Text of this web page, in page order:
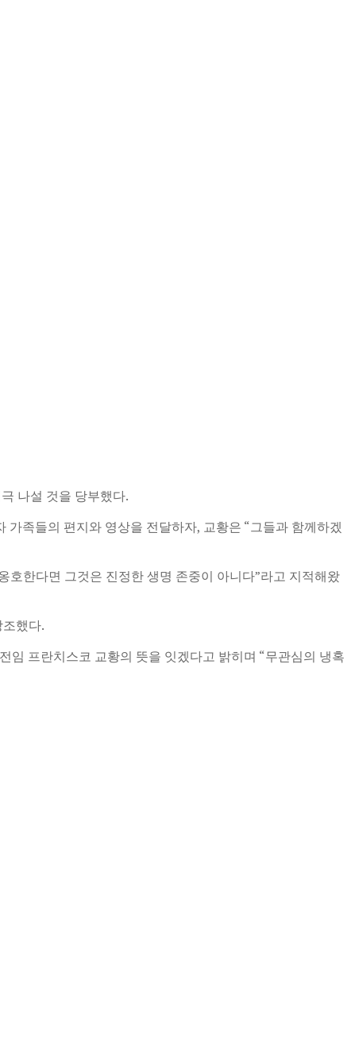
나설 것을 당부했다.
족들의 편지와 영상을 전달하자, 교황은 “그들과 함께하겠
한다면 그것은 진정한 생명 존중이 아니다”라고 지적해왔
했다.
임 프란치스코 교황의 뜻을 잇겠다고 밝히며 “무관심의 냉혹